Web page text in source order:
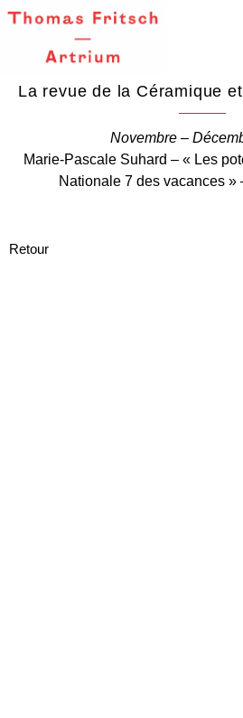
La revue de la Céramique
Novembre –
Marie-Pascale Suhard – « Les
Nationale 7 des vacances »
Retour